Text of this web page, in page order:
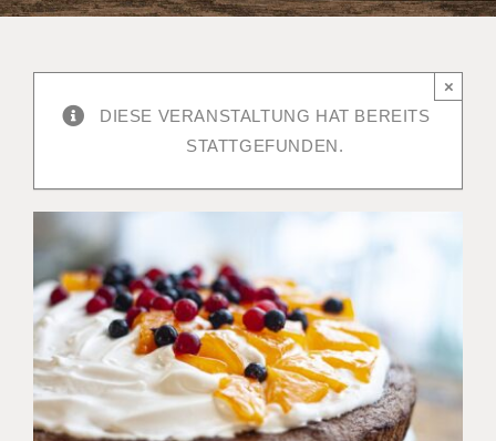
DIESE VERANSTALTUNG HAT BEREITS
STATTGEFUNDEN.
×